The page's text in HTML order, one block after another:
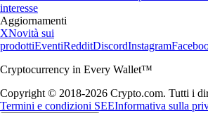
interesse
Aggiornamenti
XNovità sui
prodottiEventiRedditDiscordInstagram
Cryptocurrency in Every Wallet™
Copyright © 2018-2026 Crypto.com. Tutti i
Termini e condizioni SEEInformativa sulla